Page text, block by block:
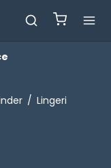
/ Lingeri